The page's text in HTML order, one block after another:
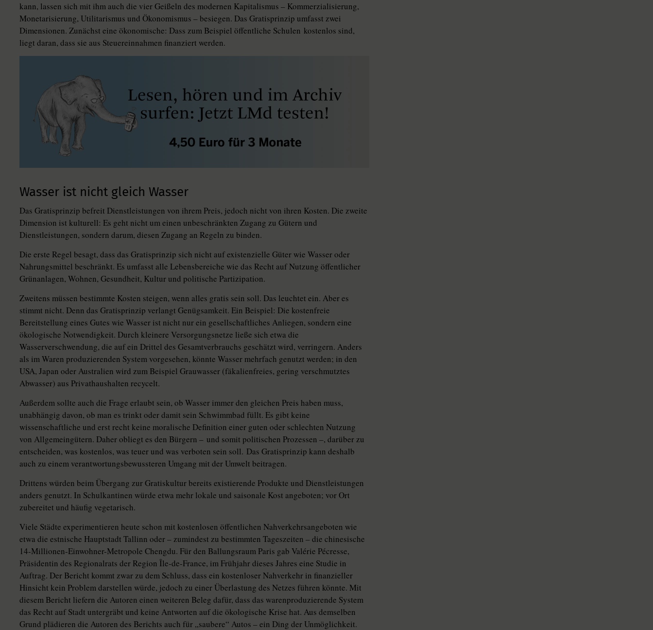
kann, lassen sich mit ihm auch die vier Geißeln des modernen Kapitalismus – Kom­mer­zia­li­sie­rung,
Monetarisierung, Utilitarismus und Ökonomismus – besiegen. Das Gratisprinzip umfasst zwei
Dimensionen. Zunächst eine ökonomische: Dass zum Beispiel öffentliche Schulen kostenlos sind,
liegt daran, dass sie aus Steuereinnahmen finanziert werden.
Wasser ist nicht gleich Wasser
Das Gratisprinzip befreit Dienstleistungen von ihrem Preis, jedoch nicht von ihren Kosten. Die zweite
Di­men­sion ist kulturell: Es geht nicht um einen unbeschränkten Zugang zu Gütern und
Dienstleistungen, sondern darum, diesen Zugang an Regeln zu binden.
Die erste Regel besagt, dass das Gratisprinzip sich nicht auf existenzielle Güter wie Wasser oder
Nahrungsmittel beschränkt. Es umfasst alle Lebensbereiche wie das Recht auf Nutzung öffentlicher
Grünanlagen, Wohnen, Gesundheit, Kultur und politische Partizipation.
Zweitens müssen bestimmte Kosten steigen, wenn alles gratis sein soll. Das leuchtet ein. Aber es
stimmt nicht. Denn das Gratisprinzip verlangt Genügsamkeit. Ein Beispiel: Die kostenfreie
Bereitstellung eines Gutes wie Wasser ist nicht nur ein gesellschaftliches Anliegen, sondern eine
ökologische Notwendigkeit. Durch kleinere Versorgungsnetze ließe sich etwa die
Wasserverschwendung, die auf ein Drittel des Gesamtverbrauchs geschätzt wird, verringern. Anders
als im Waren produzierenden System vorgesehen, könnte Wasser mehrfach genutzt werden; in den
USA, Japan oder Australien wird zum Beispiel Grauwasser (fäkalienfreies, gering verschmutztes
Abwasser) aus Privathaushalten recycelt.
Außerdem sollte auch die Frage erlaubt sein, ob Wasser immer den gleichen Preis haben muss,
unabhängig davon, ob man es trinkt oder damit sein Schwimmbad füllt. Es gibt keine
wissenschaftliche und erst recht keine moralische Definition einer guten oder schlechten Nutzung
von Allgemein­gütern. Daher obliegt es den Bürgern – und somit politischen Prozessen –, darüber zu
entscheiden, was kostenlos, was teuer und was verboten sein soll. Das Gratisprinzip kann deshalb
auch zu einem verantwortungsbewussteren Umgang mit der Umwelt beitragen.
Drittens würden beim Übergang zur Gratiskultur bereits existierende Produkte und Dienstleistungen
anders genutzt. In Schulkantinen würde etwa mehr lokale und saisonale Kost angeboten; vor Ort
zubereitet und häufig vegetarisch.
Viele Städte experimentieren heute schon mit kostenlosen öffentlichen Nahverkehrsangeboten wie
etwa die estnische Hauptstadt Tallinn oder – zumindest zu bestimmten Tageszeiten – die chinesische
14-Millionen-Einwohner-Metropole Chengdu. Für den Ballungsraum Paris gab Valérie Pécresse,
Präsidentin des Regionalrats der Region Île-de-France, im Frühjahr dieses Jahres eine Studie in
Auftrag. Der Bericht kommt zwar zu dem Schluss, dass ein kostenloser Nahverkehr in finanzieller
Hinsicht kein Problem darstellen würde, jedoch zu einer Überlastung des Netzes führen könnte. Mit
diesem Bericht liefern die Autoren einen weiteren Beleg dafür, dass das warenproduzierende System
das Recht auf Stadt untergräbt und keine Antworten auf die ökologische Krise hat. Aus demselben
Grund plädieren die Autoren des Berichts auch für „saubere“ Autos – ein Ding der Unmöglichkeit.